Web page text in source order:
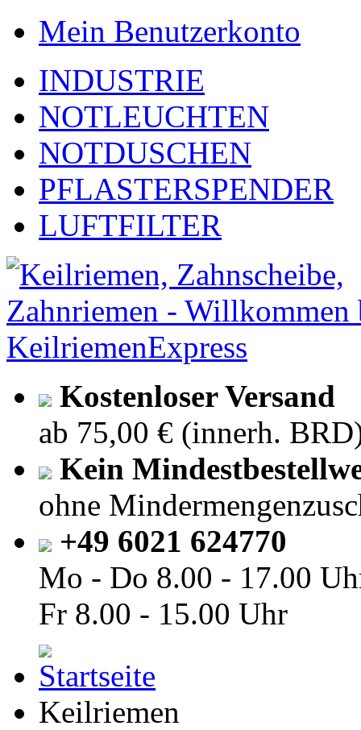
Mein Benutzerkonto
INDUSTRIE
NOTLEUCHTEN
NOTDUSCHEN
PFLASTERSPENDER
LUFTFILTER
Kostenloser Versand
ab 75,00 € (innerh.
Kein
ohne
+49 6021 624770
Mo - Do 8.00 - 17.00
Fr 8.00 - 15.00 Uhr
Keilriemen